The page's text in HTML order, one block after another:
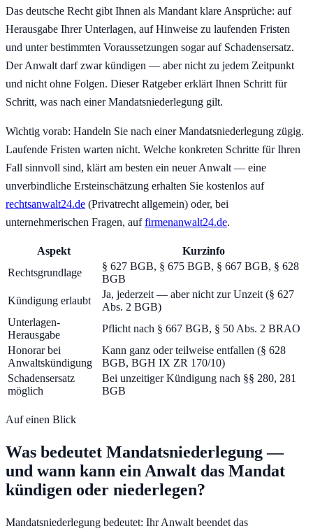
Das deutsche Recht gibt Ihnen als Mandant klare Ansprüche: auf
Herausgabe Ihrer Unterlagen, auf Hinweise zu laufenden Fristen
und unter bestimmten Voraussetzungen sogar auf Schadensersatz.
Der Anwalt darf zwar kündigen — aber nicht zu jedem Zeitpunkt
und nicht ohne Folgen. Dieser Ratgeber erklärt Ihnen Schritt für
Schritt, was nach einer Mandatsniederlegung gilt.
Wichtig vorab: Handeln Sie nach einer Mandatsniederlegung zügig.
Laufende Fristen warten nicht. Welche konkreten Schritte für Ihren
Fall sinnvoll sind, klärt am besten ein neuer Anwalt — eine
unverbindliche Ersteinschätzung erhalten Sie kostenlos auf
rechtsanwalt24.de (Privatrecht allgemein) oder, bei
unternehmerischen Fragen, auffirmenanwalt24.de.
Aspekt
Kurzinfo
Rechtsgrundlage
§ 627 BGB, § 675 BGB, § 667 BGB, § 628
BGB
Kündigung erlaubt
Ja, jederzeit — aber nicht zur Unzeit (§ 627
Abs. 2 BGB)
Unterlagen-
Herausgabe
Pflicht nach § 667 BGB, § 50 Abs. 2 BRAO
Honorar bei
Anwaltskündigung
Kann ganz oder teilweise entfallen (§ 628
BGB, BGH IX ZR 170/10)
Schadensersatz
möglich
Bei unzeitiger Kündigung nach §§ 280, 281
BGB
Auf einen Blick
Was bedeutet Mandatsniederlegung —
und wann kann ein Anwalt das Mandat
kündigen oder niederlegen?
Mandatsniederlegung bedeutet: Ihr Anwalt beendet das